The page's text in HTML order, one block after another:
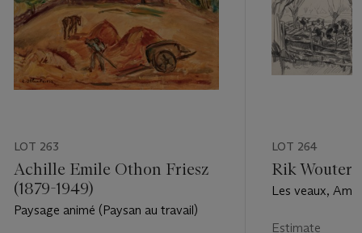
LOT 263
Achille Emile Othon Friesz
(1879-1949)
Paysage animé (Paysan au travail)
LOT 264
Rik Wouters
Les veaux,
Estimate